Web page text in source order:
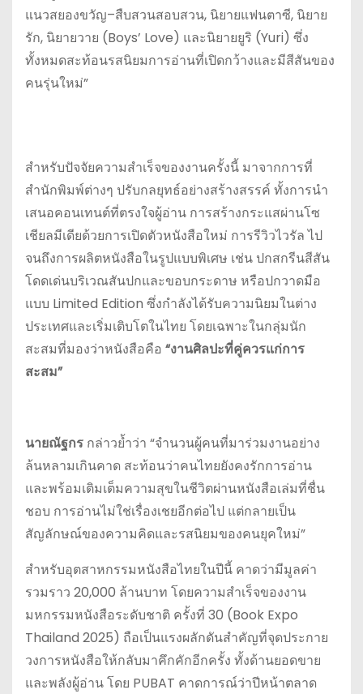
แนวสยองขวัญ–สืบสวนสอบสวน, นิยายแฟนตาซี, นิยาย
รัก, นิยายวาย (Boys’ Love) และนิยายยูริ (Yuri) ซึ่ง
ทั้งหมดสะท้อนรสนิยมการอ่านที่เปิดกว้างและมีสีสันของ
คนรุ่นใหม่”
สำหรับปัจจัยความสำเร็จของงานครั้งนี้ มาจากการที่
สำนักพิมพ์ต่างๆ ปรับกลยุทธ์อย่างสร้างสรรค์ ทั้งการนำ
เสนอคอนเทนต์ที่ตรงใจผู้อ่าน การสร้างกระแสผ่านโซ
เชียลมีเดียด้วยการเปิดตัวหนังสือใหม่ การรีวิวไวรัล ไป
จนถึงการผลิตหนังสือในรูปแบบพิเศษ เช่น ปกสกรีนสีสัน
โดดเด่นบริเวณสันปกและขอบกระดาษ หรือปกวาดมือ
แบบ Limited Edition ซึ่งกำลังได้รับความนิยมในต่าง
ประเทศและเริ่มเติบโตในไทย โดยเฉพาะในกลุ่มนัก
สะสมที่มองว่าหนังสือคือ “งานศิลปะที่คู่ควรแก่การ
สะสม”
นายณัฐกร กล่าวย้ำว่า “จำนวนผู้คนที่มาร่วมงานอย่าง
ล้นหลามเกินคาด สะท้อนว่าคนไทยยังคงรักการอ่าน
และพร้อมเติมเต็มความสุขในชีวิตผ่านหนังสือเล่มที่ชื่น
ชอบ การอ่านไม่ใช่เรื่องเชยอีกต่อไป แต่กลายเป็น
สัญลักษณ์ของความคิดและรสนิยมของคนยุคใหม่”
สำหรับอุตสาหกรรมหนังสือไทยในปีนี้ คาดว่ามีมูลค่า
รวมราว 20,000 ล้านบาท โดยความสำเร็จของงาน
มหกรรมหนังสือระดับชาติ ครั้งที่ 30 (Book Expo
Thailand 2025) ถือเป็นแรงผลักดันสำคัญที่จุดประกาย
วงการหนังสือให้กลับมาคึกคักอีกครั้ง ทั้งด้านยอดขาย
และพลังผู้อ่าน โดย PUBAT คาดการณ์ว่าปีหน้าตลาด